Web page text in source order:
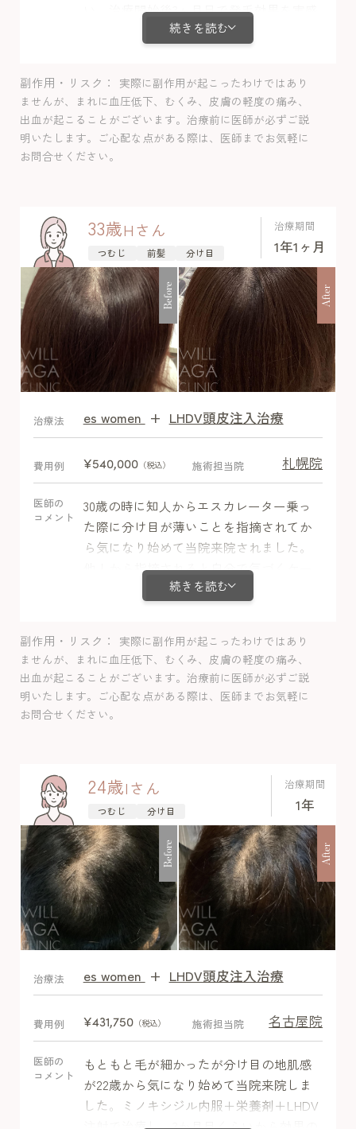
い、治療開始後3ヶ月目で発毛効果を実感
し、1年目には「現在の状態は10点満点中
続きを読む
副作用・リスク
実際に副作用が起こったわけではあり
ませんが、まれに血圧低下、むくみ、皮膚の軽度の痛み、
出血が起こることがございます。治療前に医師が必ずご説
明いたします。ご心配な点がある際は、医師までお気軽に
お問合せください。
33歳Hさん
つむじ 前髪 分け目
治療期間
1年1ヶ月
Before After
After
治療法 es women + LHDV頭皮注入治療
費用例 ¥540,000（税込） 施術担当院 札幌院
医師の
コメント
30歳の時に知人からエスカレーター乗っ
た際に分け目が薄いことを指摘されてか
ら気になり始めて当院来院されました。
他人から指摘されると自分で気づくケー
スよりかなり気にされてしまう方は多い
月で発毛を実感し順調な経過で分け目の
地肌感は改善しました。体毛増加以外の
副作用は認めませんでした。
続きを読む
副作用・リスク
実際に副作用が起こったわけではあり
ませんが、まれに血圧低下、むくみ、皮膚の軽度の痛み、
出血が起こることがございます。治療前に医師が必ずご説
明いたします。ご心配な点がある際は、医師までお気軽に
お問合せください。
24歳Iさん
つむじ 分け目
治療期間
1年
Before After
After
治療法 es women + LHDV頭皮注入治療
費用例 ¥431,750（税込） 施術担当院 名古屋院
医師の
コメント
もともと毛が細かったが分け目の地肌感
が22歳から気になり始めて当院来院しま
した。ミノキシジル内服＋栄養剤＋LHDV